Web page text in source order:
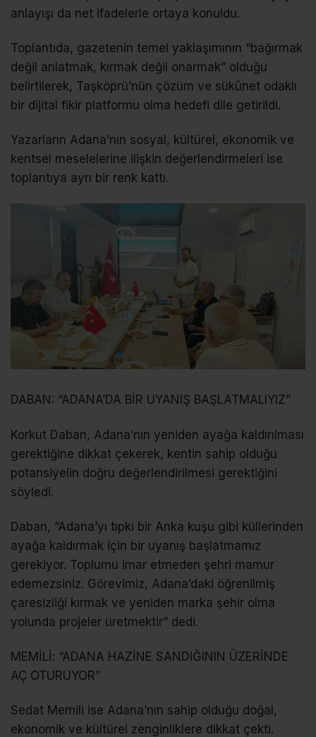
anlayışı da net ifadelerle ortaya konuldu.
Toplantıda, gazetenin temel yaklaşımının “bağırmak
değil anlatmak, kırmak değil onarmak” olduğu
belirtilerek, Taşköprü’nün çözüm ve sükûnet odaklı
bir dijital fikir platformu olma hedefi dile getirildi.
Yazarların Adana’nın sosyal, kültürel, ekonomik ve
kentsel meselelerine ilişkin değerlendirmeleri ise
toplantıya ayrı bir renk kattı.
DABAN: “ADANA’DA BİR UYANIŞ BAŞLATMALIYIZ”
Korkut Daban, Adana’nın yeniden ayağa kaldırılması
gerektiğine dikkat çekerek, kentin sahip olduğu
potansiyelin doğru değerlendirilmesi gerektiğini
söyledi.
Daban, “Adana’yı tıpkı bir Anka kuşu gibi küllerinden
ayağa kaldırmak için bir uyanış başlatmamız
gerekiyor. Toplumu imar etmeden şehri mamur
edemezsiniz. Görevimiz, Adana’daki öğrenilmiş
çaresizliği kırmak ve yeniden marka şehir olma
yolunda projeler üretmektir” dedi.
MEMİLİ: “ADANA HAZİNE SANDIĞININ ÜZERİNDE
AÇ OTURUYOR”
Sedat Memili ise Adana’nın sahip olduğu doğal,
ekonomik ve kültürel zenginliklere dikkat çekti.